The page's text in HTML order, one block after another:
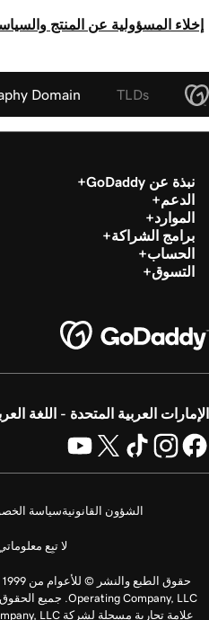
إخلاء المسؤولية عن المنتج
TLDs
Domain
نبذة عن GoDaddy
الدعم
الموارد
برامج الشراكة
الحساب
التسوق
الإمارات العربية المتحدة - اللغة
الشؤون القانونيةسياسة
لا تبِع